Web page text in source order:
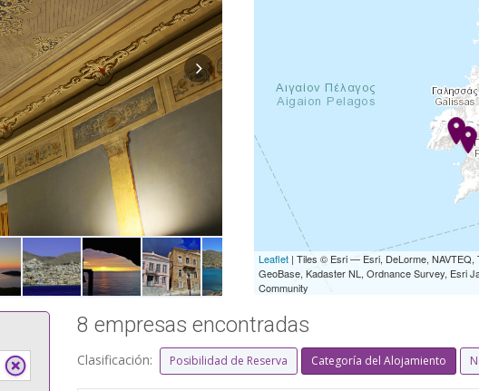
syros_vaporia_F268133321.jpg
Leaflet | Tiles © Esri — Esri, DeLorme, NAVTEQ,
GeoBase, Kadaster NL, Ordnance Survey, Esri
Community
8 empresas encontradas
Clasificación: Posibilidad de Reserva Categoría del Alojamiento